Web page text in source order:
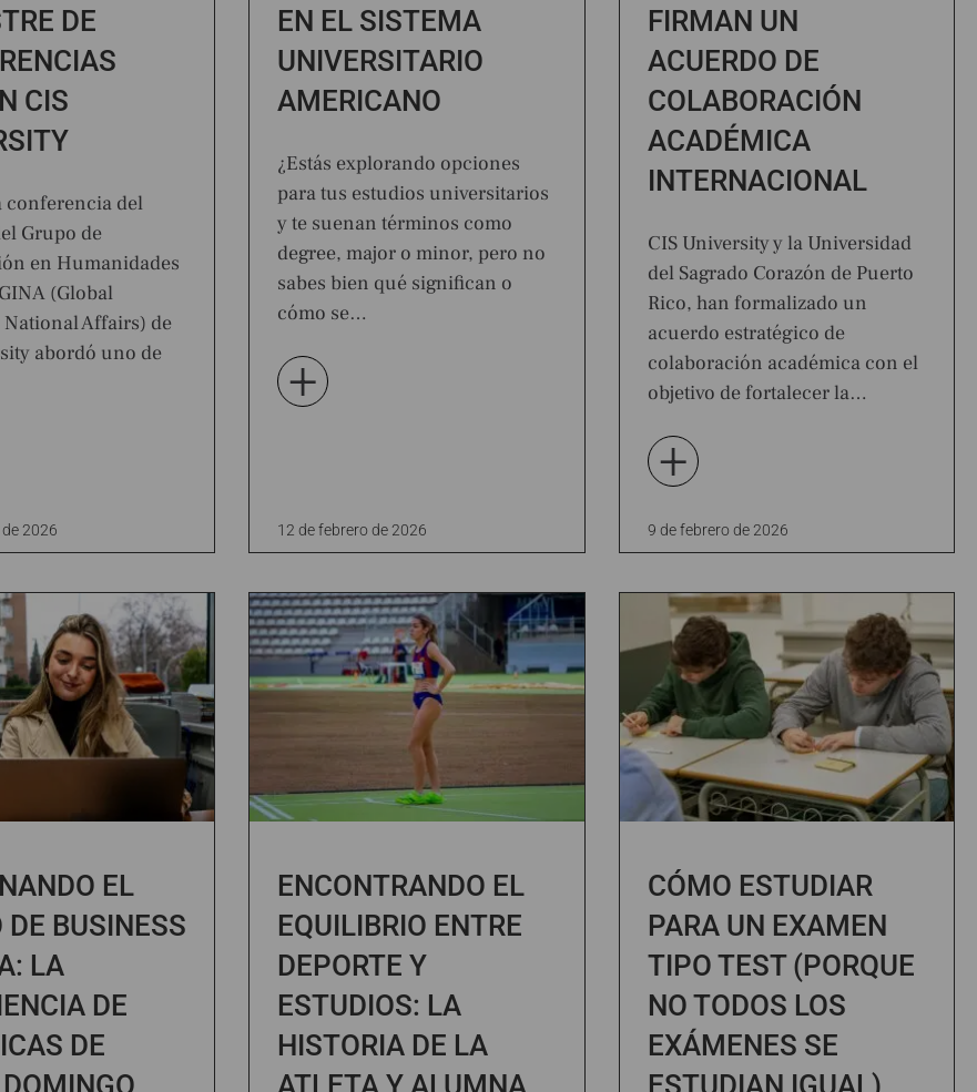
DE
CIS
conferencia del
Grupo de
en Humanidades
(Global
Affairs) de
abordó uno de
2026
EN EL SISTEMA
UNIVERSITARIO
AMERICANO
¿Estás explorando opciones
para tus estudios universitarios
y te suenan términos como
degree, major o minor, pero no
sabes bien qué significan o
cómo se…
+
12 de febrero de 2026
FIRMAN UN
ACUERDO DE
COLABORACIÓN
ACADÉMICA
INTERNACIONAL
CIS University y la Universidad
del Sagrado Corazón de Puerto
Rico, han formalizado un
acuerdo estratégico de
colaboración académica con el
objetivo de fortalecer la…
+
9 de febrero de 2026
EL
DE BUSINESS
LA
DE
DE
ENCONTRANDO EL
EQUILIBRIO ENTRE
DEPORTE Y
ESTUDIOS: LA
HISTORIA DE LA
ATLETA Y ALUMNA
CÓMO ESTUDIAR
PARA UN EXAMEN
TIPO TEST (PORQUE
NO TODOS LOS
EXÁMENES SE
ESTUDIAN IGUAL)